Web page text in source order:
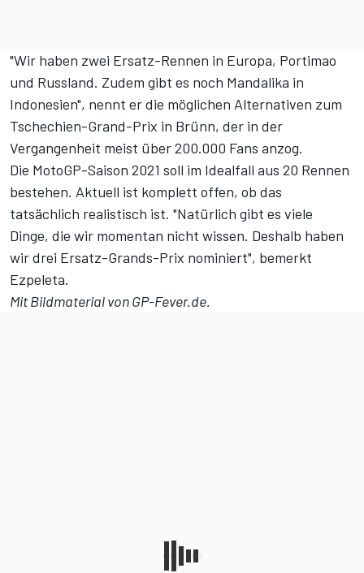
"Wir haben zwei Ersatz-Rennen in Europa, Portimao
und Russland. Zudem gibt es noch Mandalika in
Indonesien", nennt er die möglichen Alternativen zum
Tschechien-Grand-Prix in Brünn, der in der
Vergangenheit meist über 200.000 Fans anzog.
Die MotoGP-Saison 2021 soll im Idealfall aus 20 Rennen
bestehen. Aktuell ist komplett offen, ob das
tatsächlich realistisch ist. "Natürlich gibt es viele
Dinge, die wir momentan nicht wissen. Deshalb haben
wir drei Ersatz-Grands-Prix nominiert", bemerkt
Ezpeleta.
Mit Bildmaterial von GP-Fever.de.